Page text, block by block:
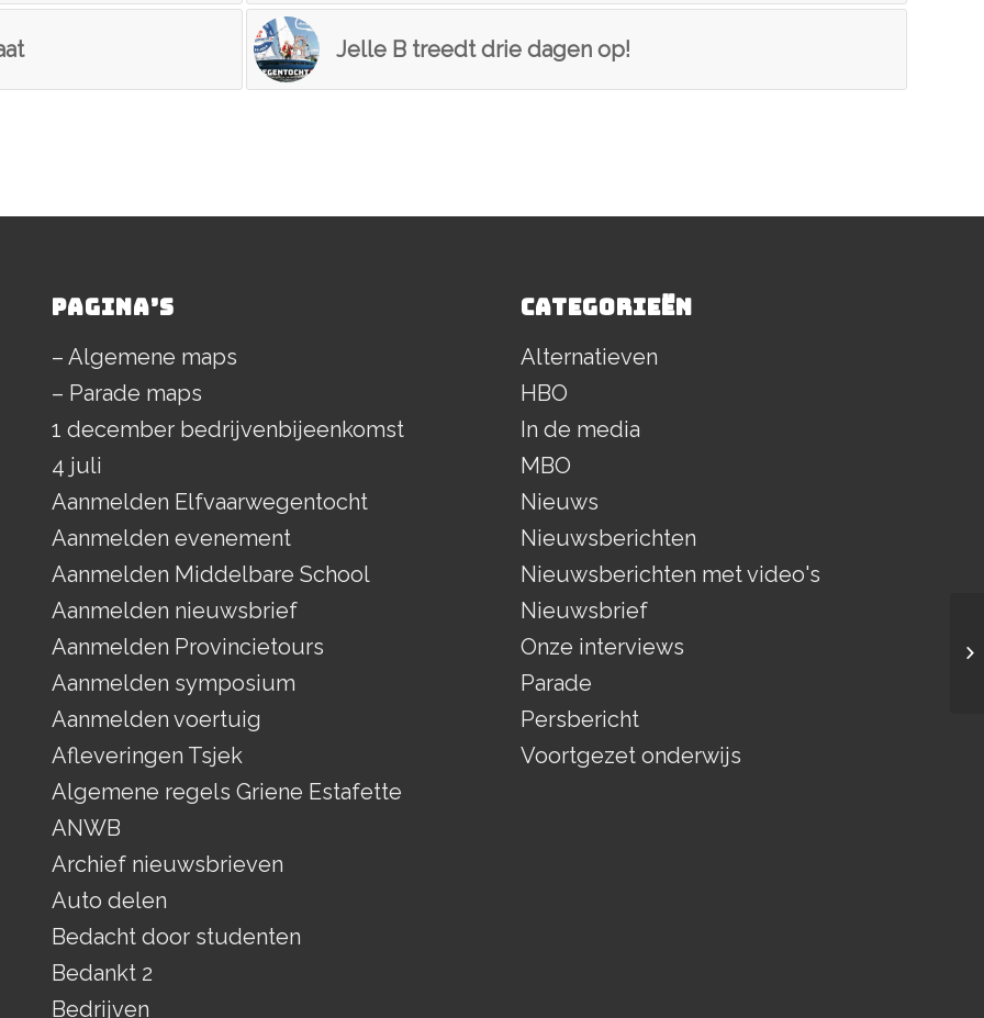
Jelle B treedt drie dagen op!
PAGINA’S
– Algemene maps
– Parade maps
1 december bedrijvenbijeenkomst
4 juli
Aanmelden Elfvaarwegentocht
Aanmelden evenement
Aanmelden Middelbare School
Aanmelden nieuwsbrief
Aanmelden Provincietours
Aanmelden symposium
Aanmelden voertuig
Afleveringen Tsjek
Algemene regels Griene Estafette
ANWB
Archief nieuwsbrieven
Auto delen
Bedacht door studenten
Bedankt 2
Bedrijven
CATEGORIEËN
Alternatieven
HBO
In de media
MBO
Nieuws
Nieuwsberichten
Nieuwsberichten met video's
Nieuwsbrief
Onze interviews
Parade
Persbericht
Voortgezet onderwijs